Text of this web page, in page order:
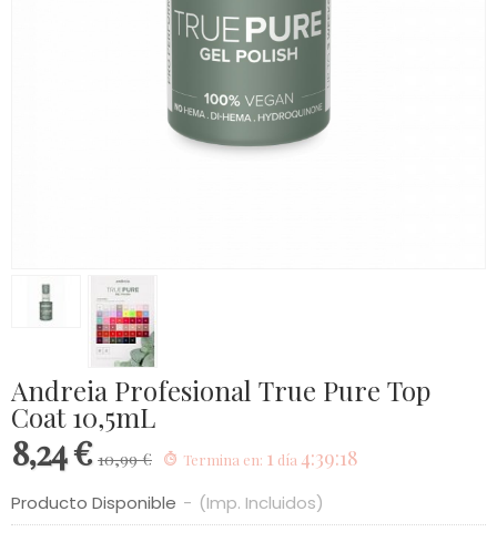
Andreia Profesional True Pure Top
Coat 10,5mL
8,24 € 10,99 € Termina en: 1 día 4:39:18
Producto Disponible - (Imp. Incluidos)